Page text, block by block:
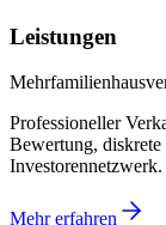
Leistungen
Professioneller
Bewertung,
Investorennetzwerk.
Mehr erfahren